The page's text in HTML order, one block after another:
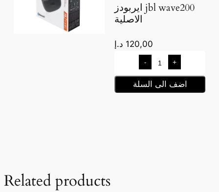
ايربودز jbl wave200
الاصلية
120,00 د.إ
- +
اضف الى السلة
Related products